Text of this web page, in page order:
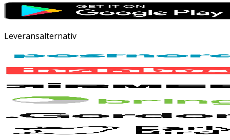
Leveransalternativ